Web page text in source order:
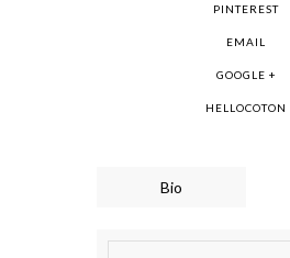
PINTEREST
EMAIL
GOOGLE +
HELLOCOTON
Bio